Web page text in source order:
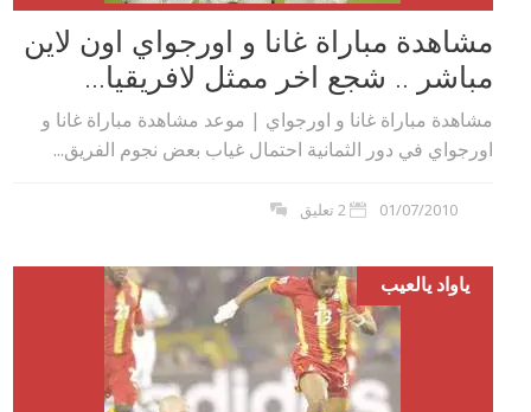
مشاهدة مباراة غانا و اورجواي اون لاين
مباشر .. شجع اخر ممثل لافريقيا...
مشاهدة مباراة غانا و اورجواي | موعد مشاهدة مباراة غانا و
اورجواي في دور الثمانية احتمال غياب بعض نجوم الفريق...
01/07/2010 2 تعليق
ياواد يالعيب